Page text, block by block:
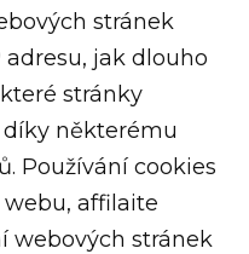
stránek
jak dlouho
stránky
některému
Používání cookies
affilaite
webových stránek